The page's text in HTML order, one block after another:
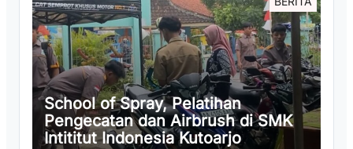
School of Spray, Pelatihan
Pengecatan dan Airbrush di SMK
Intititut Indonesia Kutoarjo